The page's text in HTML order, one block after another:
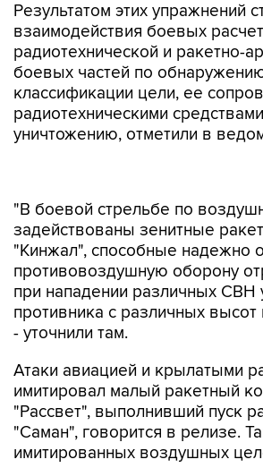
Результатом этих упражнений
взаимодействия боевых
радиотехнической и ракетно-
боевых частей по
классификации цели, ее
радиотехническими
уничтожению, отметили в
"Кинжал", способные надежно
противовоздушную оборону
при нападении различных СВН
противника с различных высот
- уточнили там.
Атаки авиацией и крылатыми
"Рассвет", выполнивший пуск
"Саман", говорится в релизе.
имитированных воздушных
поставили самолеты
авиационного корпуса